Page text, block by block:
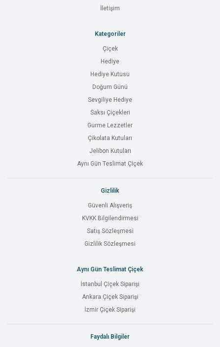
İletişim
Kategoriler
Çiçek
Hediye
Hediye Kutusu
Doğum Günü
Sevgiliye Hediye
Saksı Çiçekleri
Gurme Lezzetler
Çikolata Kutuları
Jelibon Kutuları
Aynı Gün Teslimat Çiçek
Gizlilik
Güvenli Alışveriş
KVKK Bilgilendirmesi
Satış Sözleşmesi
Gizlilik Sözleşmesi
Aynı Gün Teslimat Çiçek
İstanbul Çiçek Siparişi
Ankara Çiçek Siparişi
İzmir Çiçek Siparişi
Faydalı Bilgiler